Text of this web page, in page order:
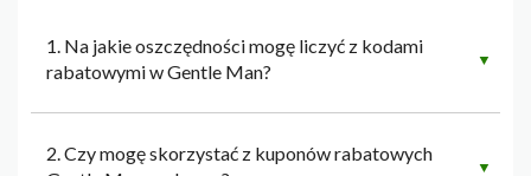
1. Na jakie oszczędności mogę liczyć z kodami
rabatowymi w Gentle Man?
▼
2. Czy mogę skorzystać z kuponów rabatowych
▼